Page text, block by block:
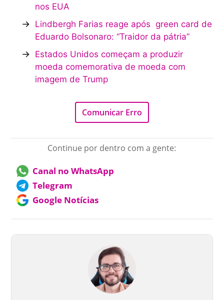
nos EUA
→ Lindbergh Farias reage após green card de
Eduardo Bolsonaro: “Traidor da pátria”
→ Estados Unidos começam a produzir
moeda comemorativa de moeda com
imagem de Trump
Comunicar Erro
Continue por dentro com a gente:
Canal no WhatsApp
Telegram
Google Notícias